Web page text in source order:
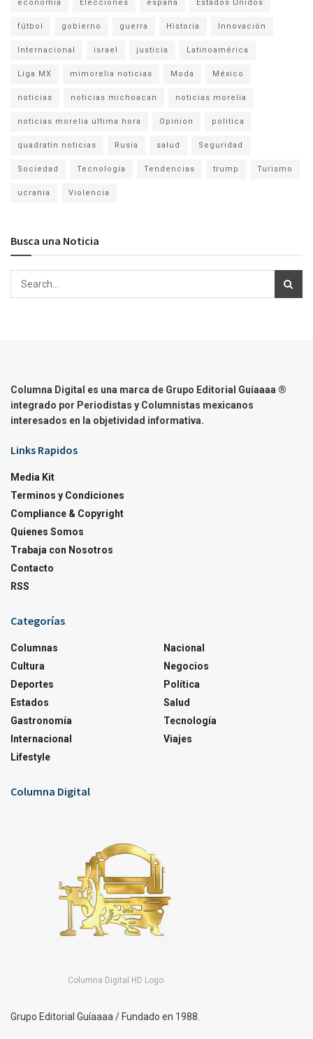
economia Elecciones españa Estados Unidos
fútbol gobierno guerra Historia Innovación
Internacional israel justicia Latinoamérica
Liga MX mimorelia noticias Moda México
noticias noticias michoacan noticias morelia
noticias morelia ultima hora Opinion politica
quadratin noticias Rusia salud Seguridad
Sociedad Tecnología Tendencias trump Turismo
ucrania Violencia
Busca una Noticia
Columna Digital es una marca de Grupo Editorial Guíaaaa ®
integrado por Periodistas y Columnistas mexicanos
interesados en la objetividad informativa.
Links Rapidos
Media Kit
Terminos y Condiciones
Compliance & Copyright
Quienes Somos
Trabaja con Nosotros
Contacto
RSS
Categorías
Columnas
Cultura
Deportes
Estados
Gastronomía
Internacional
Lifestyle
Nacional
Negocios
Política
Salud
Tecnología
Viajes
Columna Digital
Columna Digital HD Logo
Grupo Editorial Guíaaaa / Fundado en 1988.